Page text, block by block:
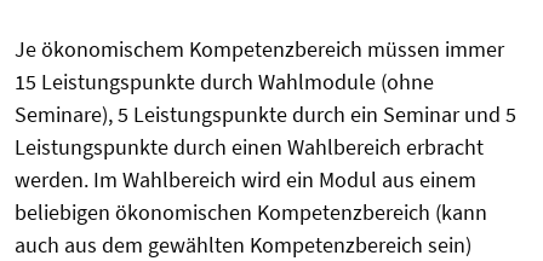
Je ökonomischem Kompetenzbereich müssen immer
15 Leistungspunkte durch Wahlmodule (ohne
Seminare), 5 Leistungspunkte durch ein Seminar und 5
Leistungspunkte durch einen Wahlbereich erbracht
werden. Im Wahlbereich wird ein Modul aus einem
beliebigen ökonomischen Kompetenzbereich (kann
auch aus dem gewählten Kompetenzbereich sein)